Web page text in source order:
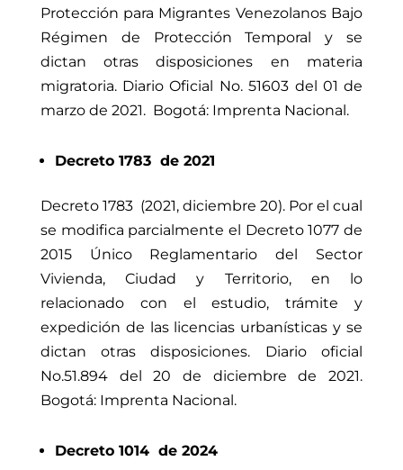
Protección para Migrantes Venezolanos Bajo
Régimen de Protección Temporal y se
dictan otras disposiciones en materia
migratoria. Diario Oficial No. 51603 del 01 de
marzo de 2021. Bogotá: Imprenta Nacional.
Decreto 1783 de 2021
Decreto 1783 (2021, diciembre 20). Por el cual
se modifica parcialmente el Decreto 1077 de
2015 Único Reglamentario del Sector
Vivienda, Ciudad y Territorio, en lo
relacionado con el estudio, trámite y
expedición de las licencias urbanísticas y se
dictan otras disposiciones. Diario oficial
No.51.894 del 20 de diciembre de 2021.
Bogotá: Imprenta Nacional.
Decreto 1014 de 2024